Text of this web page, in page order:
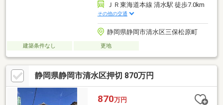
ＪＲ東海道本線 清水駅 徒歩7.0km
その他の交通
静岡県静岡市清水区三保松原町
建築条件なし 更地
静岡県静岡市清水区押切 870万円
870万円